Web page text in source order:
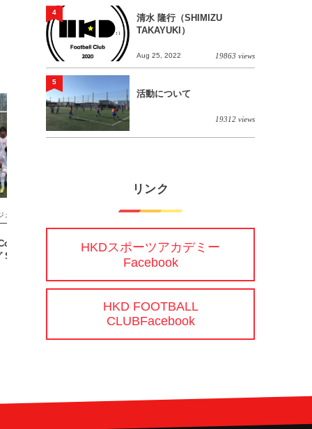
ュニア
札幌地区リー
S部】
ジュニア
【7/19(日) U9 TRM vs 北海道コンサ
ドーレ札幌】
清水 隆行（SHIMIZU
TAKAYUKI）
Aug 25, 2022 19863 views
4
活動について
19312 views
5
リンク
HKDスポーツアカデミー
Facebook
HKD FOOTBALL
CLUBFacebook